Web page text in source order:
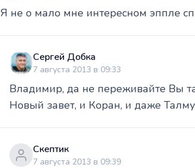
Я не о мало мне интересном эппле
Сергей Добка
7 августа 2013 в 09:33
Владимир, да не переживайте Вы
Новый завет, и Коран, и даже
Скептик
7 августа 2013 в 09:39